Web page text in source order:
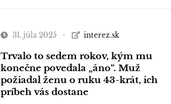
31. júla 2025 interez.sk
Trvalo to sedem rokov, kým mu
konečne povedala „áno“. Muž
požiadal ženu o ruku 43-krát, ich
príbeh vás dostane